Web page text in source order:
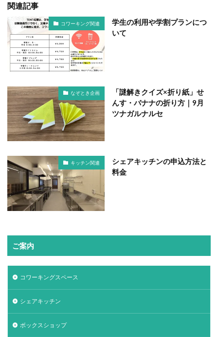
関連記事
コワーキング関連
学生の利用や学割プランにつ
いて
なぞとき企画
「謎解きクイズ×折り紙」せ
んす・バナナの折り方｜9月
ツナガルナルセ
キッチン関連
シェアキッチンの申込方法と
料金
ご案内
コワーキングスペース
シェアキッチン
ボックスショップ